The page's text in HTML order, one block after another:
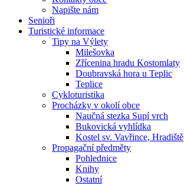
Napište nám
Senioři
Turistické informace
Tipy na Výlety
Milešovka
Zřícenina hradu Kostomlaty
Doubravská hora u Teplic
Teplice
Cykloturistika
Procházky v okolí obce
Naučná stezka Supí vrch
Bukovická vyhlídka
Kostel sv. Vavřince, Hradiště
Propagační předměty
Pohlednice
Knihy
Ostatní